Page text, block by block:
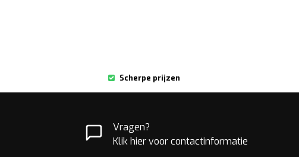
Scherpe prijzen
Vragen?
Klik hier voor contactinformatie